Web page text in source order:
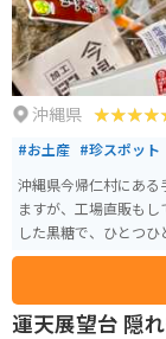
沖縄県
#お土産 #珍スポット
沖縄県今帰仁村にある
ますが、工場直販も
した黒糖で、ひとつ
「ブラウンシュガー
のような健康的でバ
テ」という大賞を受賞
運天展望台 隠